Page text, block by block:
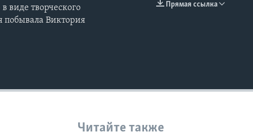
Прямая ссылка
виде творческого
побывала Виктория
Читайте также